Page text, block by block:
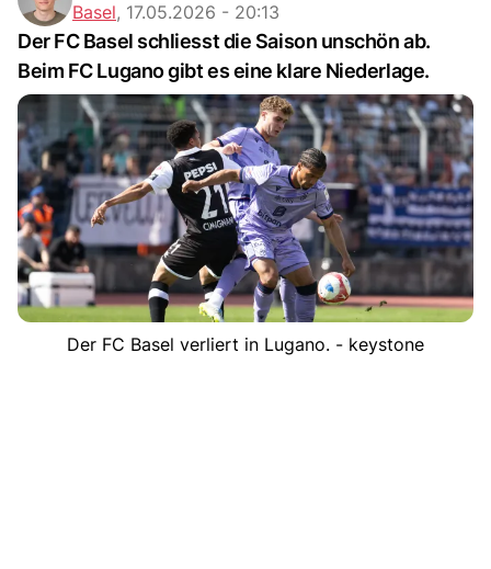
Basel, 17.05.2026 - 20:13
Der FC Basel schliesst die Saison unschön ab.
Beim FC Lugano gibt es eine klare Niederlage.
Der FC Basel verliert in Lugano. - keystone